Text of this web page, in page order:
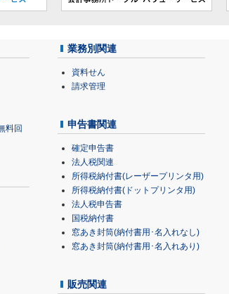
料回
業務別関連
資料せん
請求管理
申告書関連
確定申告書
法人税関連
所得税納付書(レーザープリンタ用)
所得税納付書(ドットプリンタ用)
法人税申告書
国税納付書
窓あき封筒(納付書用･名入れなし)
窓あき封筒(納付書用･名入れあり)
販売関連